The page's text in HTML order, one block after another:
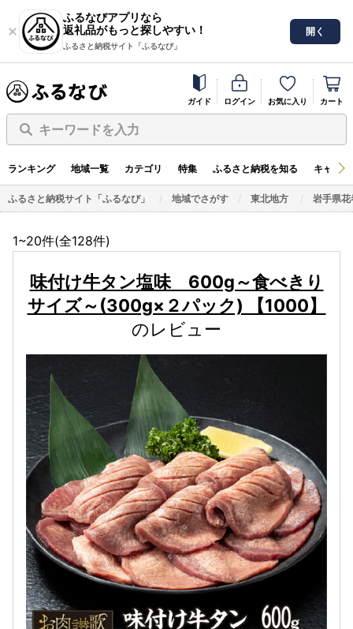
ふるなびアプリなら
返礼品がもっと探しやすい！
ふるさと納税サイト「ふるなび」
開く
ガイド ログイン お気に入り カート
キーワードを入力
ランキング 地域一覧 カテゴリ 特集 ふるさと納税を知る キャン
ふるさと納税サイト「ふるなび」 地域でさがす 東北地方 岩手県花
1~20件(全128件)
味付け牛タン塩味 600g～食べきり
サイズ～(300g×２パック) 【1000】
のレビュー